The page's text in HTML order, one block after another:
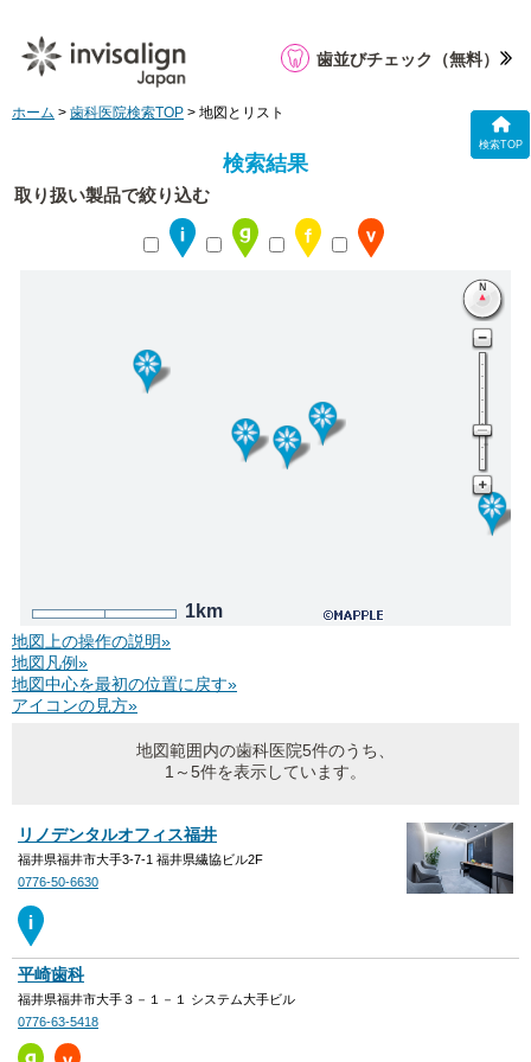
検索TOP
歯並びチェック （無料）
ホーム > 歯科医院検索TOP > 地図とリスト
検索結果
取り扱い製品で絞り込む
1km
地図上の操作の説明»
地図凡例»
地図中心を最初の位置に戻す»
アイコンの見方»
地図範囲内の歯科医院5件のうち、
1～5件を表示しています。
リノデンタルオフィス福井
福井県福井市大手3-7-1 福井県繊協ビル2F
0776-50-6630
平崎歯科
福井県福井市大手３－１－１ システム大手ビル
0776-63-5418